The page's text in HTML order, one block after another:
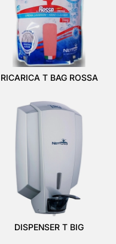
RICARICA T BAG ROSSA
DISPENSER T BIG